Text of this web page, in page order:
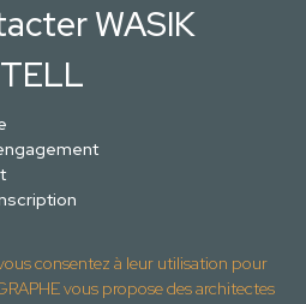
WASIK
consentez à leur utilisation pour
vous propose des architectes